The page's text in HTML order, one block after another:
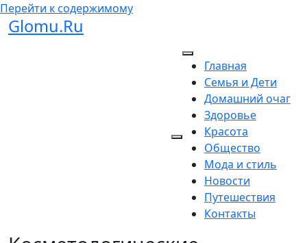
Перейти к содержимому
Glomu.Ru
Главная
Семья и Дети
Домашний очаг
Здоровье
Красота
Общество
Мода и стиль
Новости
Путешествия
Контакты